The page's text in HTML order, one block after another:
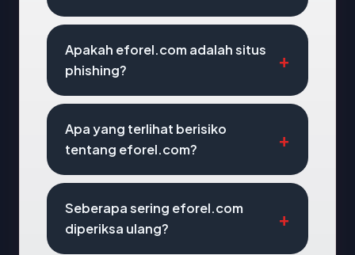
Apakah eforel.com adalah situs
phishing?
Apa yang terlihat berisiko
tentang eforel.com?
Seberapa sering eforel.com
diperiksa ulang?